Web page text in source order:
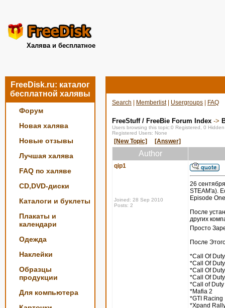
Халява и бесплатное
FreeDisk.ru: каталог
бесплатной халявы
Форум
Новая халява
Новые отзывы
Лучшая халява
FAQ по халяве
CD,DVD-диски
Каталоги и буклеты
Плакаты и
календари
Одежда
Наклейки
Образцы
продукции
Для компьютера
Search Memberlist| Usergroups FAQ
FreeStuff / FreeBie Forum Index ->
Users browsing this topic:0 Registered, 0
Registered Users: None
[New Topic] [Answer]
Author
qip1
Joined: 28 Sep 2010
Posts: 2
26
STEAM'a).
Episode
После
других
Просто
После
*Call Of Duty
*Call Of
*Call Of
*Call Of
*Call of
*Mafia 2
*GTI Racing
*Xpand